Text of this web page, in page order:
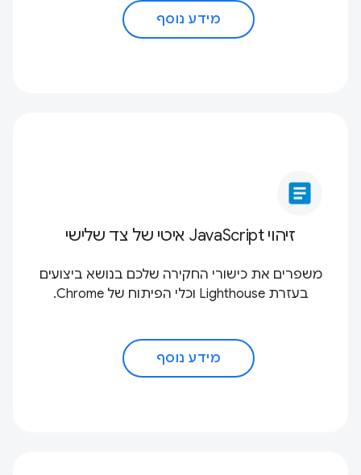
מידע נוסף
article
זיהוי JavaScript איטי של צד שלישי
משפרים את כישורי החקירה שלכם בנושא ביצועים
בעזרת Lighthouse וכלי הפיתוח של Chrome.
מידע נוסף